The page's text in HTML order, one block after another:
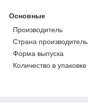
Основные
Производитель
Страна производитель
Форма выпуска
Количество в упаковке